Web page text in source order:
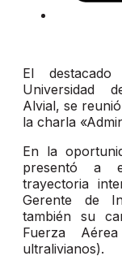
El
Universidad
Alvial, se
la charla
En la
presentó a
trayectoria
Gerente de
también su
Fuerza
ultralivianos).